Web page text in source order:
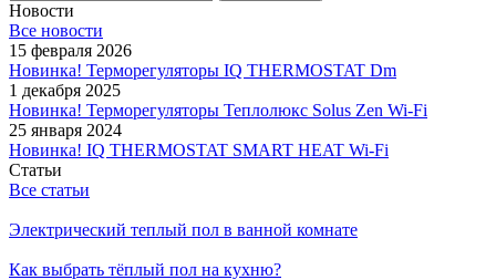
Новости
Все новости
15 февраля 2026
Новинка! Терморегуляторы IQ THERMOSTAT Dm
1 декабря 2025
Новинка! Терморегуляторы Теплолюкс Solus Zen Wi-Fi
25 января 2024
Новинка! IQ THERMOSTAT SMART HEAT Wi-Fi
Статьи
Все статьи
Электрический теплый пол в ванной комнате
Как выбрать тёплый пол на кухню?